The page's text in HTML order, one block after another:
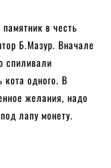
в честь
Б.Мазур. Вначале
спиливали
одного. В
желания, надо
лапу монету.